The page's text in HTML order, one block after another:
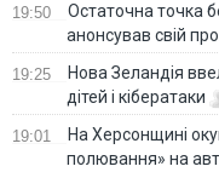
19:50
Остаточна точка
анонсував свій
19:25
Нова Зеландія
дітей і кібератаки
19:01
На Херсонщині
полювання» на